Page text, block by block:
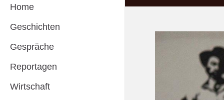
Home
Geschichten
Gespräche
Reportagen
Wirtschaft